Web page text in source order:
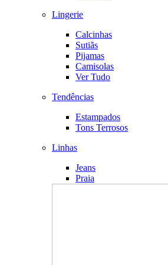
Lingerie
Calcinhas
Sutiãs
Pijamas
Camisolas
Ver Tudo
Tendências
Estampados
Tons Terrosos
Linhas
Jeans
Praia